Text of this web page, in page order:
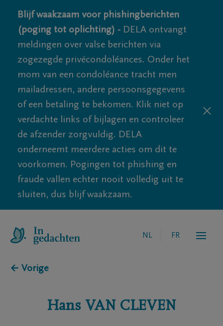
Blijf waakzaam voor phishingberichten
(poging tot oplichting) - DELA ontvangt
meldingen over valse berichten via
zogezegde privécondoléances. Onder het
mom van een condoléance tracht men
mailadressen, andere persoonsgegevens
of een betaling te bekomen. Klik niet op
verdachte links of bijlagen en controleer
de afzender zorgvuldig. DELA
onderneemt meerdere acties om dit te
voorkomen. Pogingen tot phishing en
fraude vallen echter nooit volledig uit te
sluiten, dus blijf waakzaam.
NL FR
← Vorige
Hans VAN CLEVEN